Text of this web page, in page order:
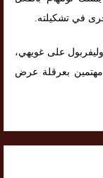
في تشكيلته.
على غويهي،
بعرقلة عرض